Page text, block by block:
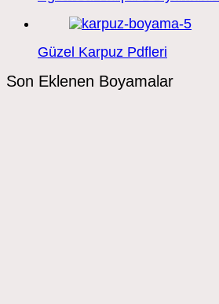
Güzel Karpuz Pdfleri
Son Eklenen Boyamalar